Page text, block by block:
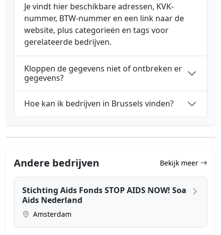
Je vindt hier beschikbare adressen, KVK-
nummer, BTW-nummer en een link naar de
website, plus categorieën en tags voor
gerelateerde bedrijven.
Kloppen de gegevens niet of ontbreken er
gegevens?
Hoe kan ik bedrijven in Brussels vinden?
Andere bedrijven Bekijk meer
Stichting Aids Fonds STOP AIDS NOW! Soa
Aids Nederland
Amsterdam